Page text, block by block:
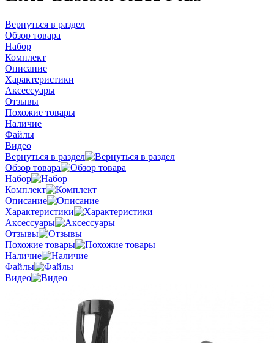
Вернуться в раздел
Обзор товара
Набор
Комплект
Описание
Характеристики
Аксессуары
Отзывы
Похожие товары
Наличие
Файлы
Видео
Вернуться в раздел
Обзор товара
Набор
Комплект
Описание
Характеристики
Аксессуары
Отзывы
Похожие товары
Наличие
Файлы
Видео